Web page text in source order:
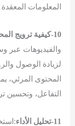
المعلومات
10-كيفية ترويج المحتوى المرئي:
والفيديوهات عبر
لزيادة الوصول
المحتوى المرئي،
التفاعل،
11-تحليل الأداء